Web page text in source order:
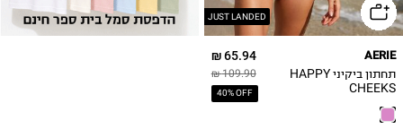
JUST LANDED
65.94 ₪
109.90 ₪
40% OFF
AERIE
תחתון ביקיני HAPPY
CHEEKS